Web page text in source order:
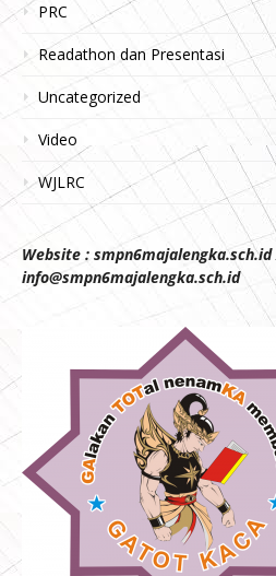
PRC
Readathon dan Presentasi
Uncategorized
Video
WJLRC
Website :
info@smpn6majalengka.sch.id